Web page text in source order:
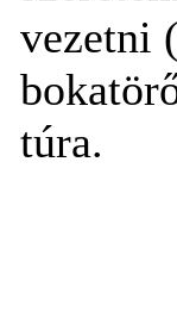
vezetni
túra.